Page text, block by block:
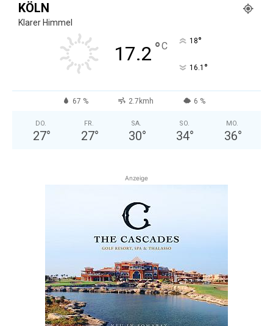
KÖLN
Klarer Himmel
17.2 °C 18°
16.1 °
67 % 2.7kmh 6 %
DO.
27°
FR.
27°
SA.
30°
SO.
34°
MO.
36°
Anzeige